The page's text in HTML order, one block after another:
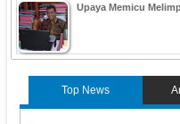
Upaya Memicu
Top News